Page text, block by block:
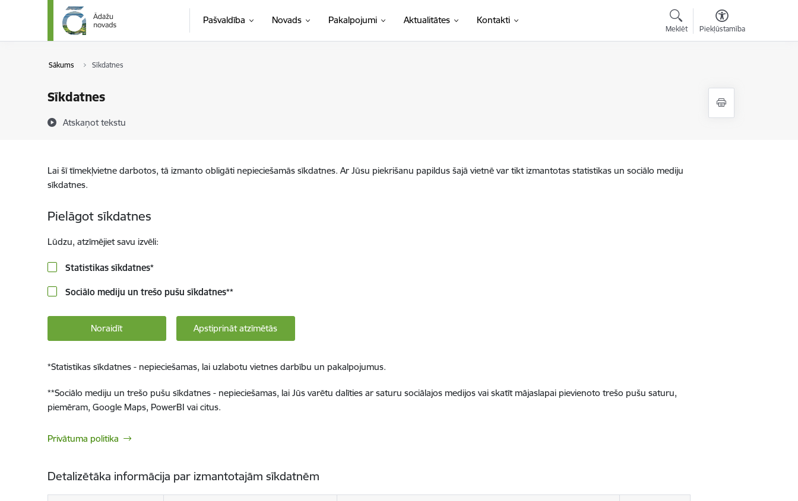
Pāriet uz lapas saturu
Pašvaldība Novads Pakalpojumi Aktualitātes Kontakti
Meklēt Piekļūstamība
Sākums Sīkdatnes
Sīkdatnes
Atskaņot tekstu
Lai šī tīmekļvietne darbotos, tā izmanto obligāti nepieciešamās sīkdatnes. Ar Jūsu piekrišanu papildus šajā vietnē var tikt izmantotas statistikas un sociālo mediju
sīkdatnes.
Pielāgot sīkdatnes
Lūdzu, atzīmējiet savu izvēli:
Statistikas sīkdatnes*
Sociālo mediju un trešo pušu sīkdatnes**
Noraidīt Apstiprināt atzīmētās
*Statistikas sīkdatnes - nepieciešamas, lai uzlabotu vietnes darbību un pakalpojumus.
**Sociālo mediju un trešo pušu sīkdatnes - nepieciešamas, lai Jūs varētu dalīties ar saturu sociālajos medijos vai skatīt mājaslapai pievienoto trešo pušu saturu,
piemēram, Google Maps, PowerBI vai citus.
Privātuma politika
Detalizētāka informācija par izmantotajām sīkdatnēm